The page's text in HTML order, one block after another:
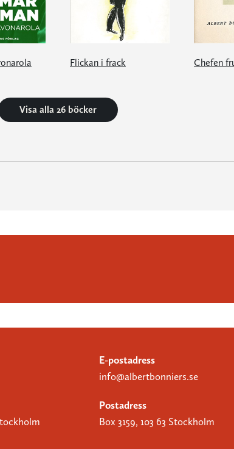
Flickan i frack Chefen
Visa alla 26 böcker
E-postadress
info@albertbonniers.se
Postadress
Box 3159, 103 63 Stockholm